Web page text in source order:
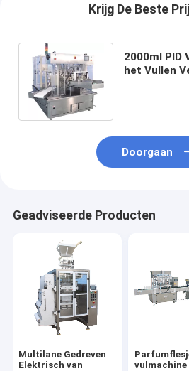
Krijg De Beste
2000ml PID
het Vullen
Doorgaan
Geadviseerde Producten
Multilane Gedreven
Elektrisch van
vulmachine